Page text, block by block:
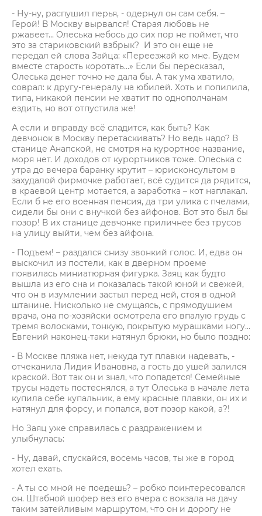
- Ну-ну, распушил перья, - одернул он сам себя. –
Герой! В Москву вырвался! Старая любовь не
ржавеет... Олеська небось до сих пор не поймет, что
это за стариковский взбрык? И это он еще не
передал ей слова Зайца: «Переезжай ко мне. Будем
вместе старость коротать…» Если бы пересказал,
Олеська денег точно не дала бы. А так ума хватило,
соврал: к другу-генералу на юбилей. Хоть и попилила,
типа, никакой пенсии не хватит по однополчанам
ездить, но вот отпустила же!
А если и вправду всё сладится, как быть? Как
девчонок в Москву перетаскивать? Но ведь надо? В
станице Анапской, не смотря на курортное название,
моря нет. И доходов от курортников тоже. Олеська с
утра до вечера баранку крутит – юрисконсультом в
захудалой фирмочке работает, всё судится да рядится,
в краевой центр мотается, а заработка – кот наплакал.
Если б не его военная пенсия, да три улика с пчелами,
сидели бы они с внучкой без айфонов. Вот это был бы
позор! В их станице девчонке приличнее без трусов
на улицу выйти, чем без айфона.
- Подъем! – раздался снизу звонкий голос. И, едва он
выскочил из постели, как в дверном проеме
появилась миниатюрная фигурка. Заяц как будто
вышла из его сна и показалась такой юной и свежей,
что он в изумлении застыл перед ней, стоя в одной
штанине. Нисколько не смущаясь, с прямодушием
врача, она по-хозяйски осмотрела его впалую грудь с
тремя волосками, тонкую, покрытую мурашками ногу...
Евгений наконец-таки натянул брюки, но было поздно:
- В Москве пляжа нет, некуда тут плавки надевать, -
отчеканила Лидия Ивановна, а гость до ушей залился
краской. Вот так он и знал, что попадется! Семейные
трусы надеть постеснялся, а тут Олеська в начале лета
купила себе купальник, а ему красные плавки, он их и
натянул для форсу, и попался, вот позор какой, а?!
Но Заяц уже справилась с раздражением и
улыбнулась:
- Ну, давай, спускайся, восемь часов, ты же в город
хотел ехать.
- А ты со мной не поедешь? – робко поинтересовался
он. Штабной шофер вез его вчера с вокзала на дачу
таким затейливым маршрутом, что он и дорогу не